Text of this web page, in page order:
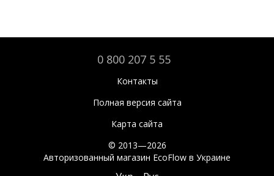
0 800 207 5 55
Контакты
Полная версия сайта
Карта сайта
© 2013—2026
Авторизованный магазин EcoFlow в Украине